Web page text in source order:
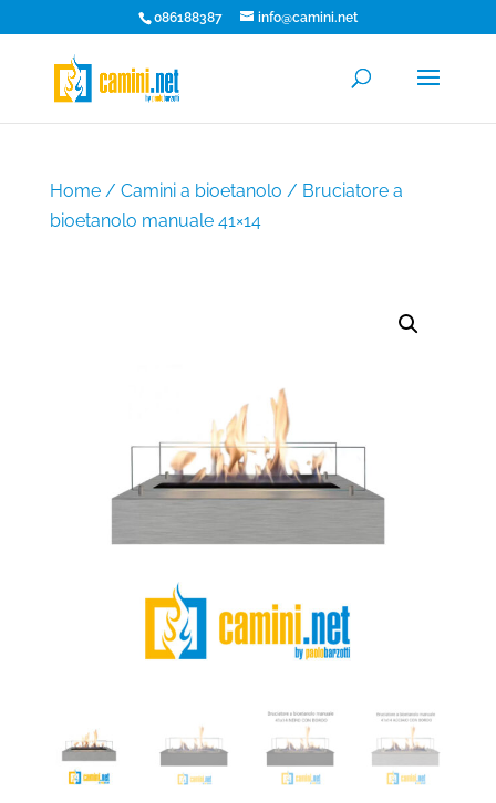
086188387 info@camini.net
Home/ Camini a bioetanolo / Bruciatore a
bioetanolo manuale 41×14